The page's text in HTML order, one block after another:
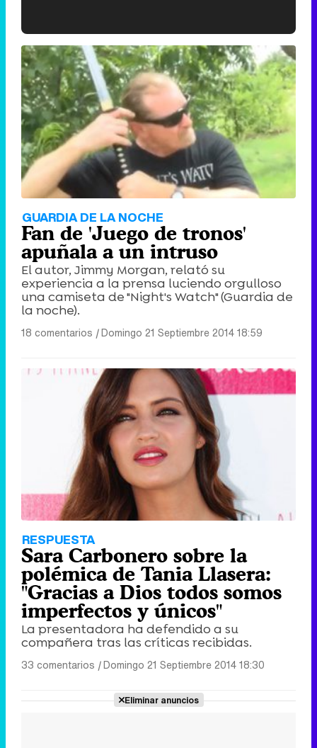
'120 Minutos' celebra sus 2.000 programas en Telemadrid con un vídeo del día a día en la redacción
Tráiler de '33 días', la nueva serie de Atresplayer con Julián Villagrán y José Manuel Poga
Tráiler de la tercera temporada de 'The Walking Dead: Dead City' de AMC+
Canción ganadora de Eurovisión 2026: DARA con "Bangaranga" por Bulgaria
GUARDIA DE LA NOCHE
Fan de 'Juego de tronos'
apuñala a un intruso
El autor, Jimmy Morgan, relató su
experiencia a la prensa luciendo orgulloso
una camiseta de "Night's Watch" (Guardia de
la noche).
18 comentarios |Domingo 21 Septiembre 2014 18:59
RESPUESTA
Sara Carbonero sobre la
polémica de Tania Llasera:
"Gracias a Dios todos somos
imperfectos y únicos"
La presentadora ha defendido a su
compañera tras las críticas recibidas.
33 comentarios |Domingo 21 Septiembre 2014 18:30
Eliminar anuncios